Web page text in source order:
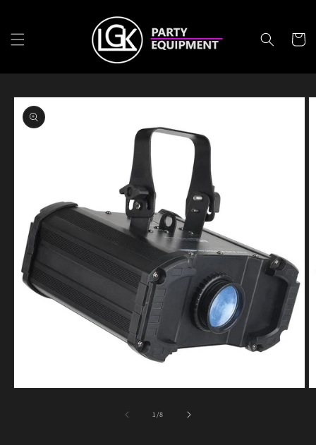
Cart
Skip to
product
information
1/of
8